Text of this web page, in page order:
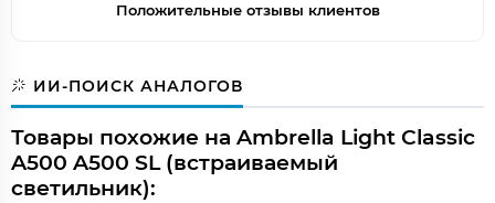
Положительные отзывы клиентов
ИИ-ПОИСК АНАЛОГОВ
Товары похожие на Ambrella Light Classic
A500 A500 SL (встраиваемый
светильник):